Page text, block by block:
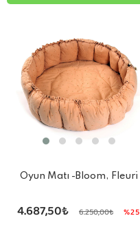
Oyun Matı -Bloom, Fleuri
4.687,50₺ 6.250,00₺ %25